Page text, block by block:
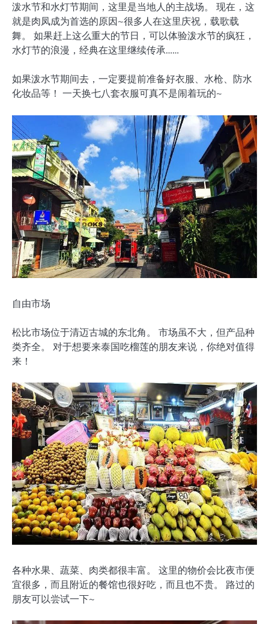
泼水节和水灯节期间，这里是当地人的主战场。 现在，这
就是肉凤成为首选的原因~很多人在这里庆祝，载歌载
舞。 如果赶上这么重大的节日，可以体验泼水节的疯狂，
水灯节的浪漫，经典在这里继续传承……
如果泼水节期间去，一定要提前准备好衣服、水枪、防水
化妆品等！ 一天换七八套衣服可真不是闹着玩的~
自由市场
松比市场位于清迈古城的东北角。 市场虽不大，但产品种
类齐全。 对于想要来泰国吃榴莲的朋友来说，你绝对值得
来！
各种水果、蔬菜、肉类都很丰富。 这里的物价会比夜市便
宜很多，而且附近的餐馆也很好吃，而且也不贵。 路过的
朋友可以尝试一下~